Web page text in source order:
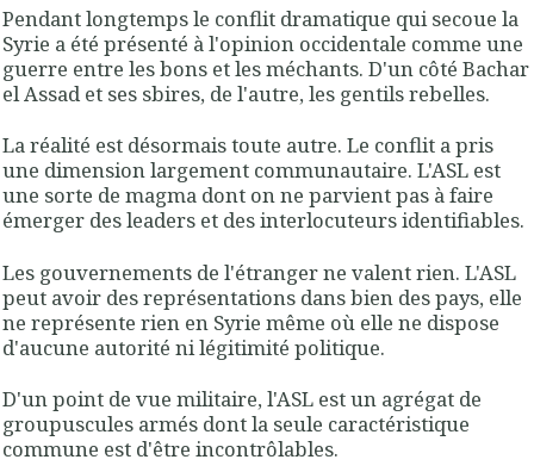
Pendant longtemps le conflit dramatique qui secoue la
Syrie a été présenté à l'opinion occidentale comme une
guerre entre les bons et les méchants. D'un côté Bachar
el Assad et ses sbires, de l'autre, les gentils rebelles.
La réalité est désormais toute autre. Le conflit a pris
une dimension largement communautaire. L'ASL est
une sorte de magma dont on ne parvient pas à faire
émerger des leaders et des interlocuteurs identifiables.
Les gouvernements de l'étranger ne valent rien. L'ASL
peut avoir des représentations dans bien des pays, elle
ne représente rien en Syrie même où elle ne dispose
d'aucune autorité ni légitimité politique.
D'un point de vue militaire, l'ASL est un agrégat de
groupuscules armés dont la seule caractéristique
commune est d'être incontrôlables.